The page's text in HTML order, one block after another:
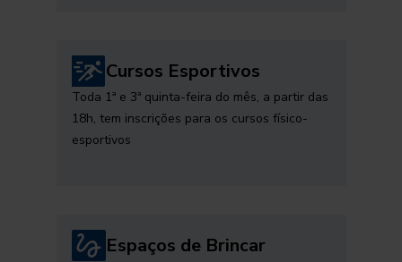
Cursos Esportivos
Toda 1ª e 3ª quinta-feira do mês, a partir das
18h, tem inscrições para os cursos físico-
esportivos
Espaços de Brincar